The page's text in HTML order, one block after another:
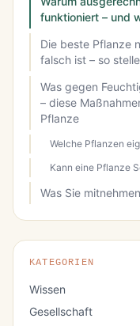
funktioniert – und
Die beste Pflanze
falsch ist – so
Was gegen
– diese
Pflanze
Welche Pflanzen
Kann eine Pflanze
Was Sie
KATEGORIEN
Wissen
Gesellschaft